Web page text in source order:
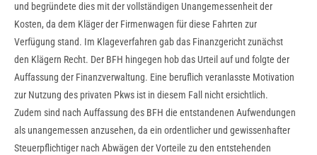
und begründete dies mit der vollständigen Unangemessenheit der
Kosten, da dem Kläger der Firmenwagen für diese Fahrten zur
Verfügung stand. Im Klageverfahren gab das Finanzgericht zunächst
den Klägern Recht. Der BFH hingegen hob das Urteil auf und folgte der
Auffassung der Finanzverwaltung. Eine beruflich veranlasste Motivation
zur Nutzung des privaten Pkws ist in diesem Fall nicht ersichtlich.
Zudem sind nach Auffassung des BFH die entstandenen Aufwendungen
als unangemessen anzusehen, da ein ordentlicher und gewissenhafter
Steuerpflichtiger nach Abwägen der Vorteile zu den entstehenden